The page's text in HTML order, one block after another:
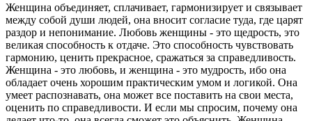
Женщина объединяет, сплачивает, гармонизирует и связывает
между собой души людей, она вносит согласие туда, где царят
раздор и непонимание. Любовь женщины - это щедрость, это
великая способность к отдаче. Это способность чувствовать
гармонию, ценить прекрасное, сражаться за справедливость.
Женщина - это любовь, и женщина - это мудрость, ибо она
обладает очень хорошим практическим умом и логикой. Она
умеет распознавать, она может все поставить на свои места,
оценить по справедливости. И если мы спросим, почему она